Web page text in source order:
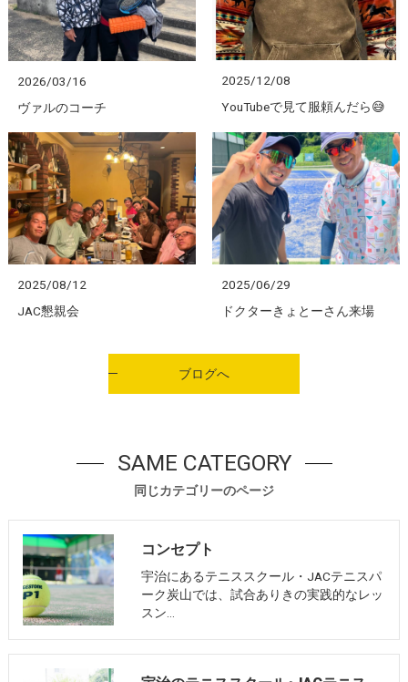
2026/03/16
ヴァルのコーチ
2025/12/08
YouTubeで見て服頼んだら😅
2025/08/12
JAC懇親会
2025/06/29
ドクターきょとーさん来場
ブログへ
同じカテゴリーのページ
SAME CATEGORY
コンセプト
宇治にあるテニススクール・JACテニスパ
ーク炭山では、試合ありきの実践的なレッ
スン…